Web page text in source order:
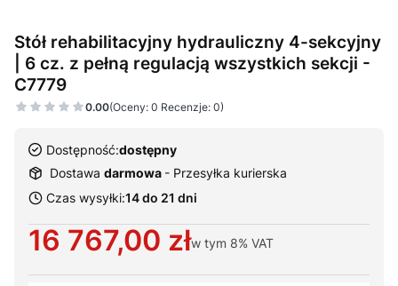
Stół rehabilitacyjny hydrauliczny 4-sekcyjny
| 6 cz. z pełną regulacją wszystkich sekcji -
C7779
0.00(Oceny: 0 Recenzje: 0)
Dostępność:dostępny
Dostawa darmowa - Przesyłka kurierska
Czas wysyłki:14 do 21 dni
Cena
16 767,00 złw tym 8% VAT